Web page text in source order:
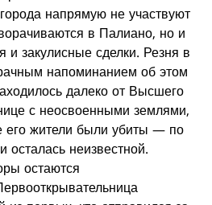
напрямую не участвуют
в Палиано, но и
и закулисные сделки. Резня в
напоминанием об этом
далеко от Высшего
с неосвоенными землями,
его жители были убиты — по
осталась неизвестной.
остаются